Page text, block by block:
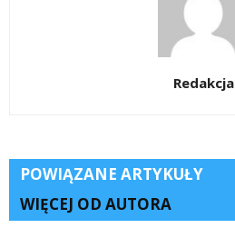
Redakcja
POWIĄZANE ARTYKUŁY
WIĘCEJ OD AUTORA